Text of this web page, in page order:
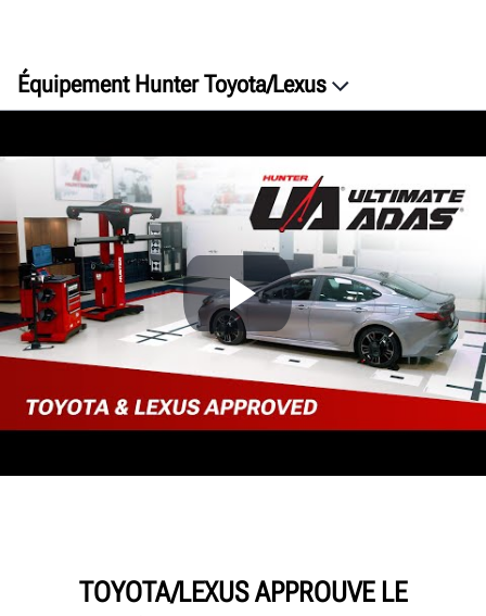
Équipement Hunter Toyota/Lexus
Équipement
Support
Documents
OBTENEZ UN DEVIS GRATUIT
TOYOTA/LEXUS APPROUVE LE